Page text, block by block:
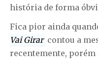
história de forma
Fica pior ainda
Vai Girar contou a
recentemente,